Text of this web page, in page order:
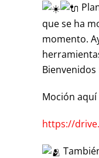
que se ha
momento.
Bienvenidos
Moción aquí
https://